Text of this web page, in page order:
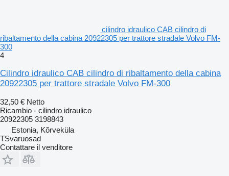
cilindro idraulico CAB cilindro di
ribaltamento della cabina 20922305 per trattore stradale Volvo FM-
300
4
Cilindro idraulico CAB cilindro di ribaltamento della cabina
20922305 per trattore stradale Volvo FM-300
32,50 € Netto
Ricambio - cilindro idraulico
20922305 3198843
Estonia, Kõrveküla
TSvaruosad
Contattare il venditore